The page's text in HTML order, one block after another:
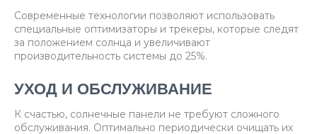
Современные технологии позволяют использовать
специальные оптимизаторы и трекеры, которые следят
за положением солнца и увеличивают
производительность системы до 25%.
УХОД И ОБСЛУЖИВАНИЕ
К счастью, солнечные панели не требуют сложного
обслуживания. Оптимально периодически очищать их